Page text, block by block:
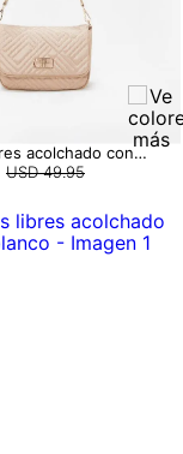
Manos libres acolchado con pocket
USD 49.95